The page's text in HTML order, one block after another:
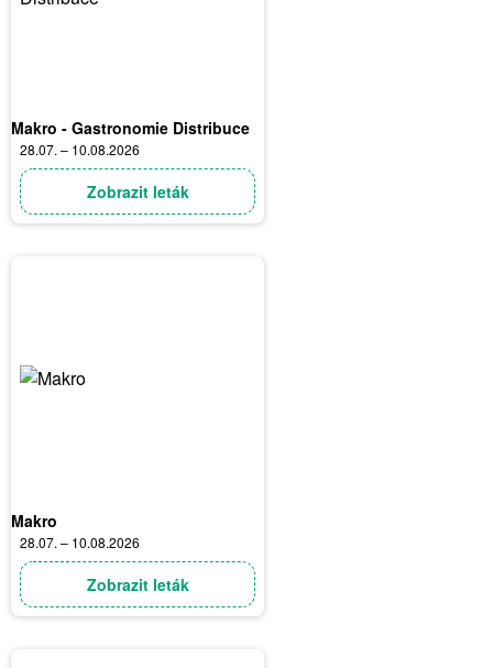
Makro - Gastronomie Distribuce
28.07. – 10.08.2026
Zobrazit leták
Makro
28.07. – 10.08.2026
Zobrazit leták